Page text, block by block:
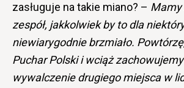
zasługuje na takie miano? – Mamy
zespół, jakkolwiek by to dla
niewiarygodnie brzmiało.
Puchar Polski i wciąż
wywalczenie drugiego miejsca w